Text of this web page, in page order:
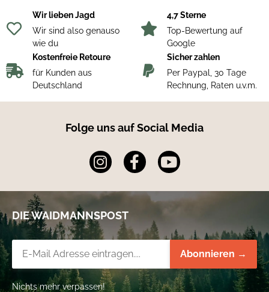
Wir lieben Jagd
Wir sind also genauso
wie du
4,7 Sterne
Top-Bewertung auf
Google
Kostenfreie Retoure
für Kunden aus
Deutschland
Sicher zahlen
Per Paypal, 30 Tage
Rechnung, Raten u.v.m.
Folge uns auf Social Media
DIE WAIDMANNSPOST
Abonnieren →
Nichts mehr verpassen!